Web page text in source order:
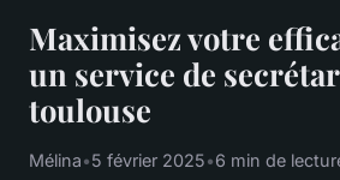
Maximisez votre
un service de
toulouse
Mélina•5 février 2025•6 min de